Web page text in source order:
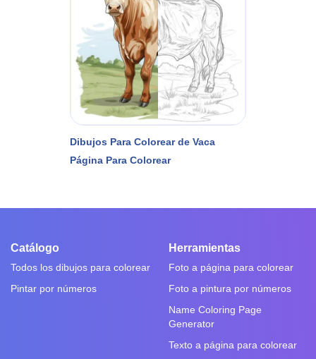
Dibujos Para Colorear de Vaca
Página Para Colorear
Catálogo
Todos los dibujos para colorear
Pintar por números
Herramientas
Foto a página para colorear
Foto a pintura por números
Name Coloring Page
Generator
Texto a página para colorear